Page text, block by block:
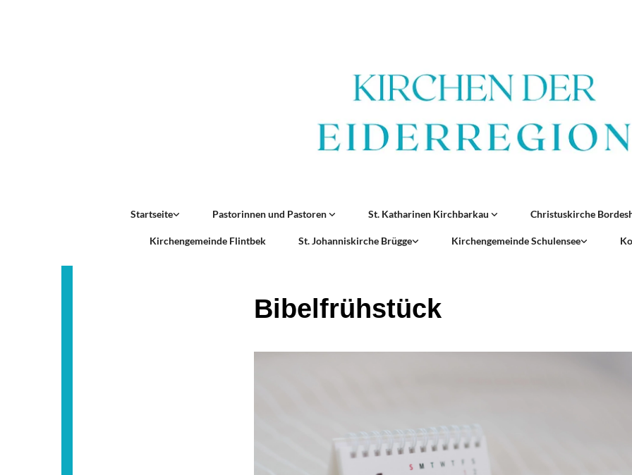
Startseite Pastorinnen und Pastoren St. Katharinen Kirchbarkau Christuskirche
Kirchengemeinde Flintbek St. Johanniskirche Brügge Kirchengemeinde Schulensee
Bibelfrühstück